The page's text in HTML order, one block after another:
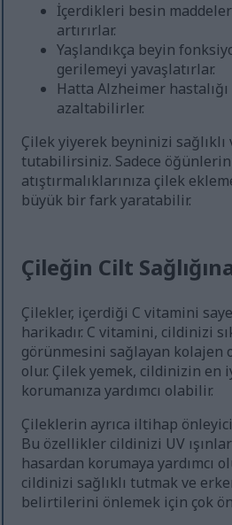
İçerdikleri besin
artırırlar.
Yaşlandıkça beyin
gerilemeyi yavaşlatırlar.
Hatta Alzheimer
azaltabilirler.
Çilek yiyerek beyninizi sağlıklı
tutabilirsiniz. Sadece
atıştırmalıklarınıza çilek
büyük bir fark yaratabilir.
Çileğin Cilt
Çilekler, içerdiği C vitamini
harikadır. C vitamini, cildinizi
görünmesini sağlayan kolajen
olur. Çilek yemek, cildinizin en
korumanıza yardımcı olabilir.
Çileklerin ayrıca iltihap
Bu özellikler cildinizi UV
hasardan korumaya yardımcı
cildinizi sağlıklı tutmak ve
belirtilerini önlemek için çok